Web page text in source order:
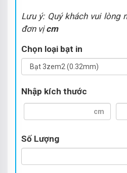
Lưu ý: Quý khách vui lòng
đơn vịcm
Chọn loại bạt in
Nhập kích thước
Số Lượng